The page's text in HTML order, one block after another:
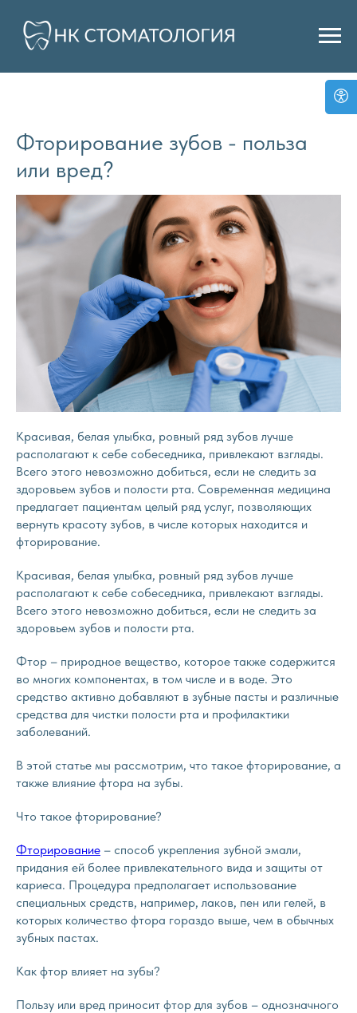
Фторирование зубов - польза
или вред?
Красивая, белая улыбка, ровный ряд зубов лучше
располагают к себе собеседника, привлекают взгляды.
Всего этого невозможно добиться, если не следить за
здоровьем зубов и полости рта. Современная медицина
предлагает пациентам целый ряд услуг, позволяющих
вернуть красоту зубов, в числе которых находится и
фторирование.
Красивая, белая улыбка, ровный ряд зубов лучше
располагают к себе собеседника, привлекают взгляды.
Всего этого невозможно добиться, если не следить за
здоровьем зубов и полости рта.
Фтор – природное вещество, которое также содержится
во многих компонентах, в том числе и в воде. Это
средство активно добавляют в зубные пасты и различные
средства для чистки полости рта и профилактики
заболеваний.
В этой статье мы рассмотрим, что такое фторирование, а
также влияние фтора на зубы.
Что такое фторирование?
Фторирование – способ укрепления зубной эмали,
придания ей более привлекательного вида и защиты от
кариеса. Процедура предполагает использование
специальных средств, например, лаков, пен или гелей, в
которых количество фтора гораздо выше, чем в обычных
зубных пастах.
Как фтор влияет на зубы?
Пользу или вред приносит фтор для зубов – однозначного